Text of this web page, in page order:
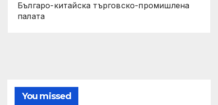
Българо-китайска търговско-промишлена
палата
You missed